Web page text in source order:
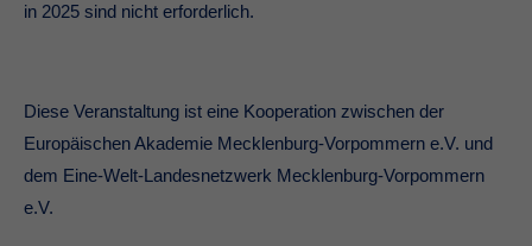
in 2025 sind nicht erforderlich.
Diese Veranstaltung ist eine Kooperation zwischen der
Europäischen Akademie Mecklenburg-Vorpommern e.V. und
dem Eine-Welt-Landesnetzwerk Mecklenburg-Vorpommern
e.V.